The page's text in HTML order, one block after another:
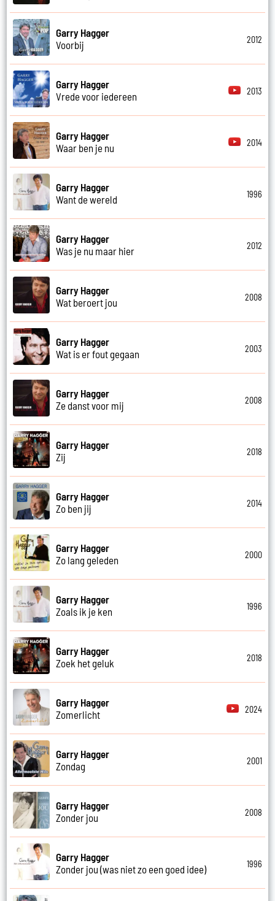
Garry Hagger
Voorbij
2012
Garry Hagger
Vrede voor iedereen
2013
Garry Hagger
Waar ben je nu
2014
Garry Hagger
Want de wereld
1996
Garry Hagger
Was je nu maar hier
2012
Garry Hagger
Wat beroert jou
2008
Garry Hagger
Wat is er fout gegaan
2003
Garry Hagger
Ze danst voor mij
2008
Garry Hagger
Zij
2018
Garry Hagger
Zo ben jij
2014
Garry Hagger
Zo lang geleden
2000
Garry Hagger
Zoals ik je ken
1996
Garry Hagger
Zoek het geluk
2018
Garry Hagger
Zomerlicht
2024
Garry Hagger
Zondag
2001
Garry Hagger
Zonder jou
2008
Garry Hagger
Zonder jou (was niet zo een goed idee)
1996